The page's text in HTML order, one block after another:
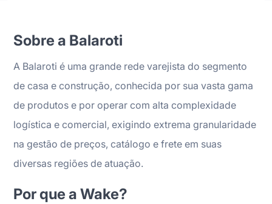
Sobre a Balaroti
A Balaroti é uma grande rede varejista do segmento
de casa e construção, conhecida por sua vasta gama
de produtos e por operar com alta complexidade
logística e comercial, exigindo extrema granularidade
na gestão de preços, catálogo e frete em suas
diversas regiões de atuação.
Por que a Wake?